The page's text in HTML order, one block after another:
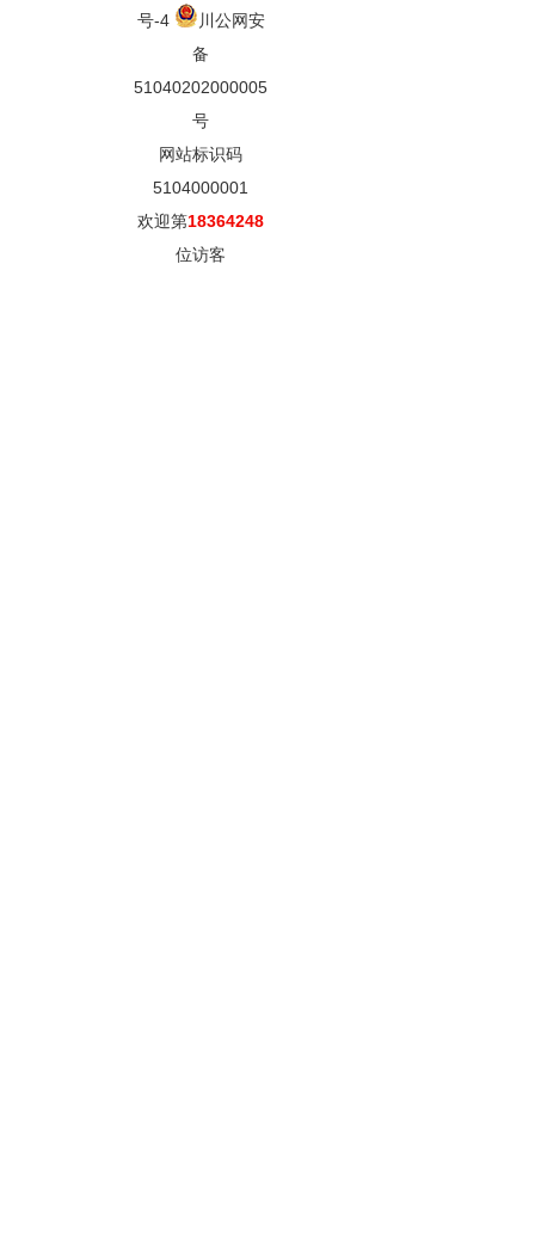
号-4
川公网安
备
51040202000005
号
网站标识码
5104000001
欢迎第18364248
位访客